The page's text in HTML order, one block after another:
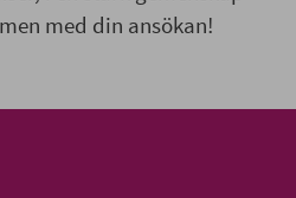
med din ansökan!